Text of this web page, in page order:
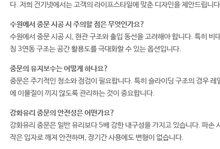
다. 저희 건기넷에서는 고객의 라이프스타일에 맞춘 디자인을 제안드립니
수원에서 중문 시공 시 주의할 점은 무엇인가요?
수원에서 중문 시공 시, 현관 구조와 출입 동선을 고려해야 합니다. 특히 비
칭 3연동 구조는 공간 활용도를 극대화할 수 있는 옵션입니다.
중문의 유지보수는 어떻게 하나요?
중문은 주기적인 청소와 점검이 필요합니다. 특히 슬라이딩 구조의 경우 레
에 이물질이 끼지 않도록 관리하는 것이 중요합니다.
강화유리 중문의 안전성은 어떤가요?
강화유리 중문은 일반 유리보다 5배 강한 내구성을 가지고 있습니다. 파손
작은 입자로 깨져 안전하며, 장기간 사용에도 변형이 없습니다.